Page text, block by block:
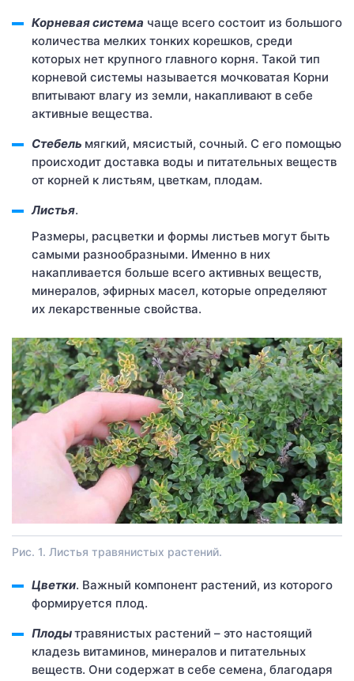
Корневая система чаще всего состоит из большого
количества мелких тонких корешков, среди
которых нет крупного главного корня. Такой тип
корневой системы называется мочковатая Корни
впитывают влагу из земли, накапливают в себе
активные вещества.
Стебель мягкий, мясистый, сочный. С его помощью
происходит доставка воды и питательных веществ
от корней к листьям, цветкам, плодам.
Листья.
Размеры, расцветки и формы листьев могут быть
самыми разнообразными. Именно в них
накапливается больше всего активных веществ,
минералов, эфирных масел, которые определяют
их лекарственные свойства.
Рис. 1. Листья травянистых растений.
Цветки. Важный компонент растений, из которого
формируется плод.
Плодытравянистых растений – это настоящий
кладезь витаминов, минералов и питательных
веществ. Они содержат в себе семена, благодаря